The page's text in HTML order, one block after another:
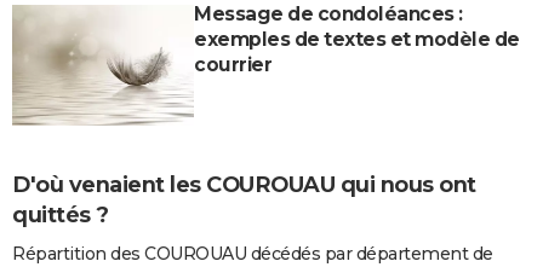
Message de condoléances :
exemples de textes et modèle de
courrier
D'où venaient les COUROUAU qui nous ont
quittés ?
Répartition des COUROUAU décédés par département de